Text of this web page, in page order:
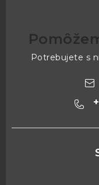
Potrebujete s